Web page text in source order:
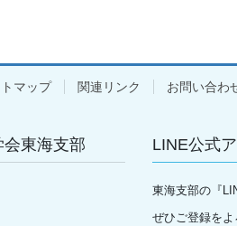
マップ 関連リンク お問い合わ
東海支部 LINE公式
東海支部の『
ぜひご登録をよ